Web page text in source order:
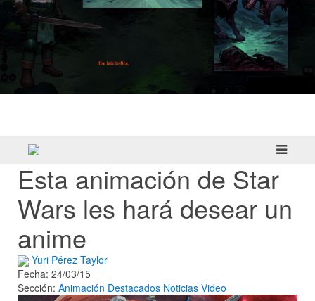
Esta animación de Star
Wars les hará desear un
anime
Yuri Pérez Taylor
Fecha: 24/03/15
Sección: Animación Destacados Noticias Video